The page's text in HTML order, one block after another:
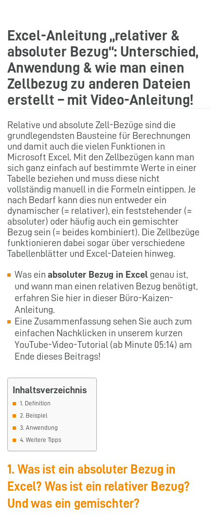
Excel-Anleitung „relativer &
absoluter Bezug“: Unterschied,
Anwendung & wie man einen
Zellbezug zu anderen Dateien
erstellt – mit Video-Anleitung!
Relative und absolute Zell-Bezüge sind die
grundlegendsten Bausteine für Berechnungen
und damit auch die vielen Funktionen in
Microsoft Excel. Mit den Zellbezügen kann man
sich ganz einfach auf bestimmte Werte in einer
Tabelle beziehen und muss diese nicht
vollständig manuell in die Formeln eintippen. Je
nach Bedarf kann dies nun entweder ein
dynamischer (= relativer), ein feststehender (=
absoluter) oder häufig auch ein gemischter
Bezug sein (= beides kombiniert). Die Zellbezüge
funktionieren dabei sogar über verschiedene
Tabellenblätter und Excel-Dateien hinweg.
Was ein absoluter Bezug in Excel genau ist,
und wann man einen relativen Bezug benötigt,
erfahren Sie hier in dieser Büro-Kaizen-
Anleitung.
Eine Zusammenfassung sehen Sie auch zum
einfachen Nachklicken in unserem kurzen
YouTube-Video-Tutorial (ab Minute 05:14) am
Ende dieses Beitrags!
Inhaltsverzeichnis
1. Definition
2. Beispiel
3. Anwendung
4. Weitere Tipps
1. Was ist ein absoluter Bezug in
Excel? Was ist ein relativer Bezug?
Und was ein gemischter?